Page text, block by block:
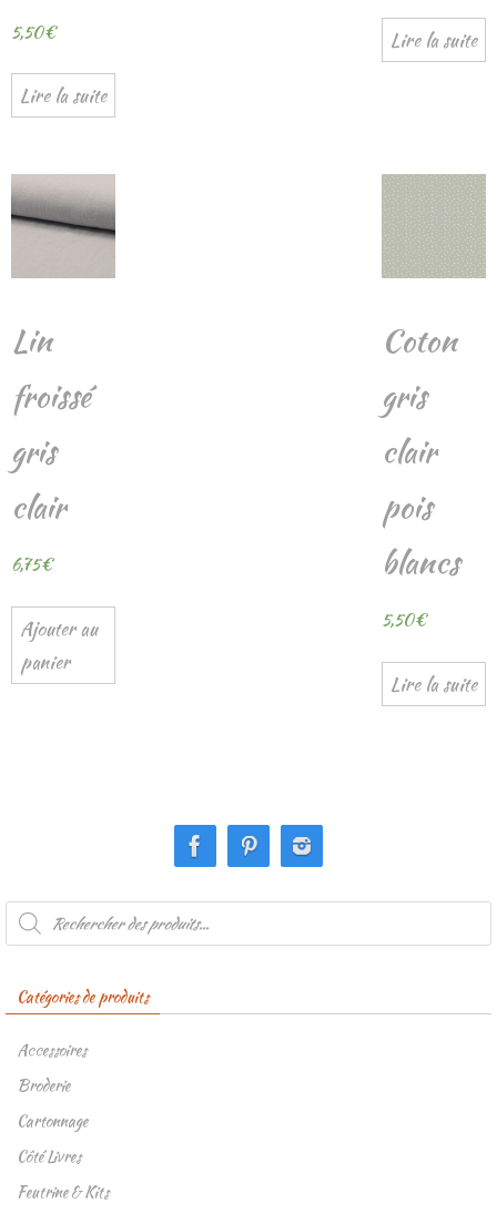
5,50€
Lire la suite
Lire la suite
Lin
froissé
gris
clair
6,75€
Ajouter au
panier
Coton
gris
clair
pois
blancs
5,50€
Lire la suite
Recherche
produits
Catégories de produits
Accessoires
Broderie
Cartonnage
Côté Livres
Feutrine & Kits